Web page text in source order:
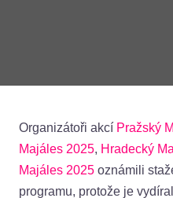
Organizátoři akcí Pražský
Majáles 2025, Hradecký
Majáles 2025 oznámili
programu, protože je